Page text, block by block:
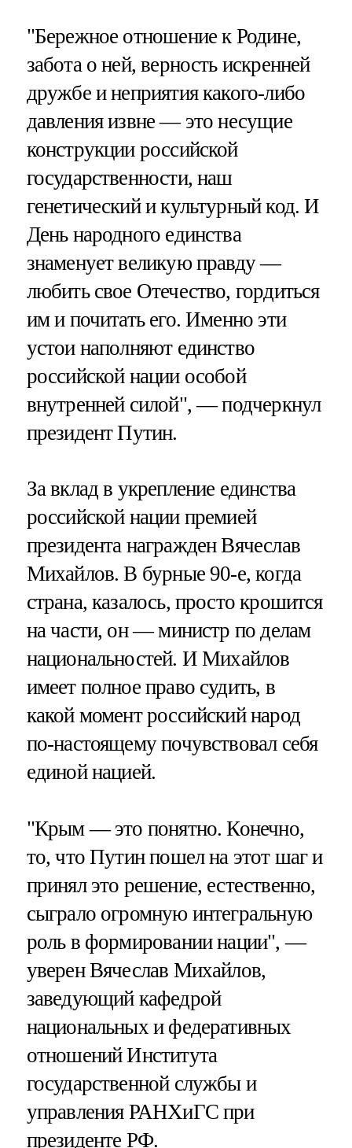
"Бережное отношение к Родине,
забота о ней, верность искренней
дружбе и неприятия какого-либо
давления извне — это несущие
конструкции российской
государственности, наш
генетический и культурный код. И
День народного единства
знаменует великую правду —
любить свое Отечество, гордиться
им и почитать его. Именно эти
устои наполняют единство
российской нации особой
внутренней силой", — подчеркнул
президент Путин.
За вклад в укрепление единства
российской нации премией
президента награжден Вячеслав
Михайлов. В бурные 90-е, когда
страна, казалось, просто крошится
на части, он — министр по делам
национальностей. И Михайлов
имеет полное право судить, в
какой момент российский народ
по-настоящему почувствовал себя
единой нацией.
"Крым — это понятно. Конечно,
то, что Путин пошел на этот шаг и
принял это решение, естественно,
сыграло огромную интегральную
роль в формировании нации", —
уверен Вячеслав Михайлов,
заведующий кафедрой
национальных и федеративных
отношений Института
государственной службы и
управления РАНХиГС при
президенте РФ.